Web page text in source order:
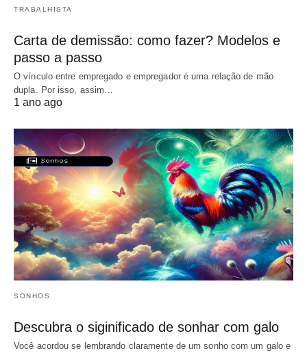
TRABALHISTA
Carta de demissão: como fazer? Modelos e
passo a passo
O vínculo entre empregado e empregador é uma relação de mão
dupla. Por isso, assim…
1 ano ago
SONHOS
Descubra o siginificado de sonhar com galo
Você acordou se lembrando claramente de um sonho com um galo e